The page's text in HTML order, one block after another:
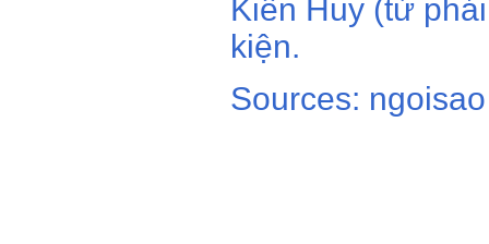
Kiến Huy (từ
kiện.
Sources: ngoisao